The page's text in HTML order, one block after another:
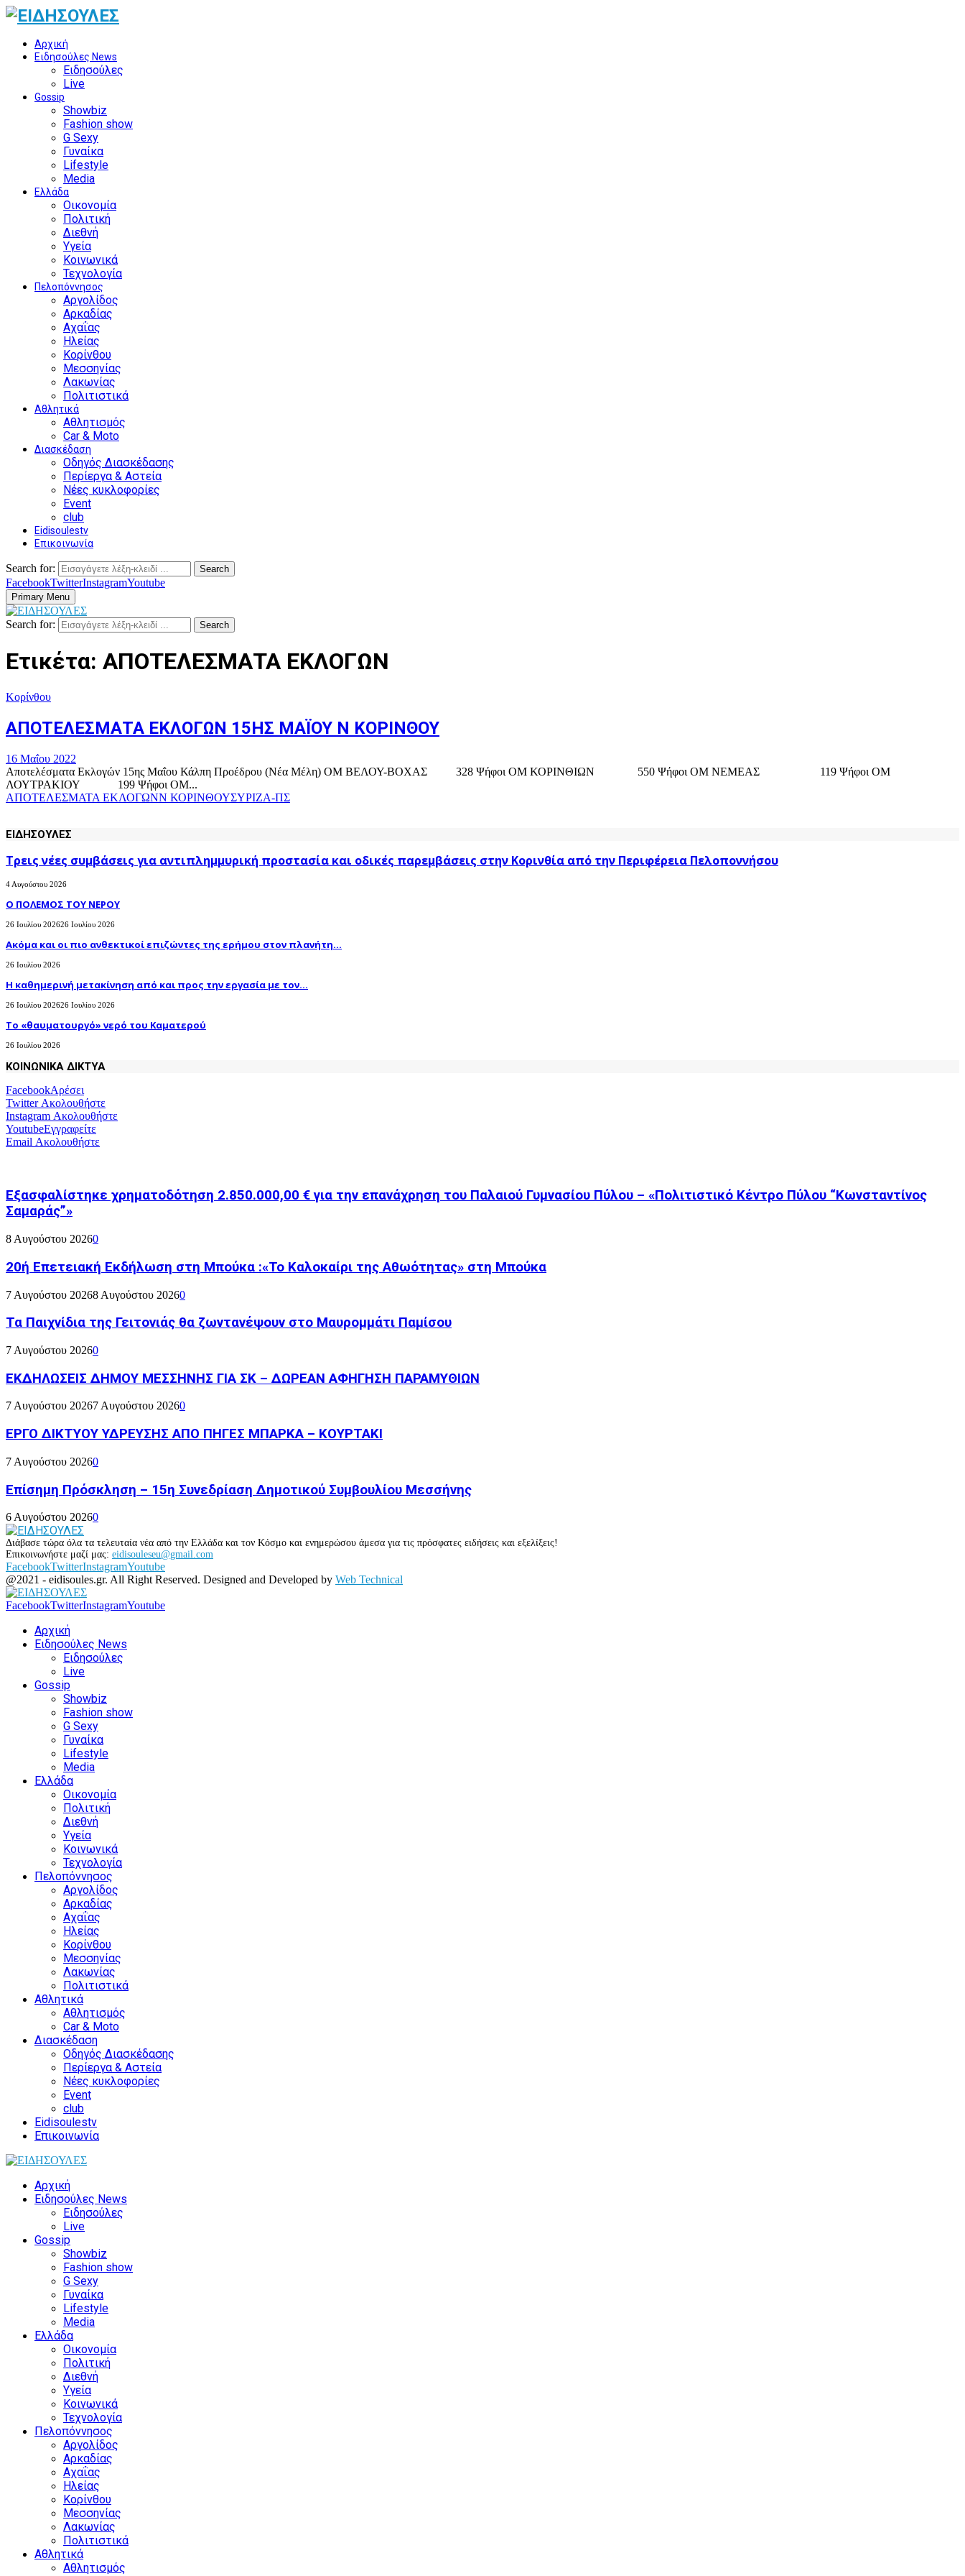
Αρχική
Ειδησούλες News
Ειδησούλες
Live
Gossip
Showbiz
Fashion show
G Sexy
Γυναίκα
Lifestyle
Media
Ελλάδα
Οικονομία
Πολιτική
Διεθνή
Υγεία
Κοινωνικά
Τεχνολογία
Πελοπόννησος
Αργολίδος
Αρκαδίας
Αχαΐας
Ηλείας
Κορίνθου
Μεσσηνίας
Λακωνίας
Πολιτιστικά
Αθλητικά
Αθλητισμός
Car & Moto
Διασκέδαση
Οδηγός Διασκέδασης
Περίεργα & Αστεία
Νέες κυκλοφορίες
Event
club
Eidisoulestv
Επικοινωνία
Search for: Search
FacebookTwitterInstagramYoutube
Primary Menu
Search for: Search
Ετικέτα: ΑΠΟΤΕΛΕΣΜΑΤΑ ΕΚΛΟΓΩΝ
Κορίνθου
ΑΠΟΤΕΛΕΣΜΑΤΑ ΕΚΛΟΓΩΝ 15ΗΣ ΜΑΪΟΥ Ν ΚΟΡΙΝΘΟΥ
16 Μαΐου 2022
Αποτελέσματα Εκλογών 15ης Μαΐου Κάλπη Προέδρου (Νέα Μέλη) ΟΜ ΒΕΛΟΥ-ΒΟΧΑΣ 328 Ψήφοι ΟΜ ΚΟΡΙΝΘΙΩΝ 550 Ψήφοι ΟΜ ΝΕΜΕΑΣ 119 Ψήφοι ΟΜ
ΛΟΥΤΡΑΚΙΟΥ 199 Ψήφοι ΟΜ...
ΑΠΟΤΕΛΕΣΜΑΤΑ ΕΚΛΟΓΩΝΝ ΚΟΡΙΝΘΟΥΣΥΡΙΖΑ-ΠΣ
ΕΙΔΗΣΟΥΛΕΣ
Τρεις νέες συμβάσεις για αντιπλημμυρική προστασία και οδικές παρεμβάσεις στην Κορινθία από την Περιφέρεια Πελοποννήσου
4 Αυγούστου 2026
Ο ΠΟΛΕΜΟΣ ΤΟΥ ΝΕΡΟΥ
26 Ιουλίου 202626 Ιουλίου 2026
Ακόμα και οι πιο ανθεκτικοί επιζώντες της ερήμου στον πλανήτη...
26 Ιουλίου 2026
H καθημερινή μετακίνηση από και προς την εργασία με τον...
26 Ιουλίου 202626 Ιουλίου 2026
Το «θαυματουργό» νερό του Καματερού
26 Ιουλίου 2026
ΚΟΙΝΩΝΙΚΑ ΔΙΚΤΥΑ
FacebookΑρέσει
TwitterΑκολουθήστε
Instagram Ακολουθήστε
YoutubeΕγγραφείτε
Email Ακολουθήστε
Εξασφαλίστηκε χρηματοδότηση 2.850.000,00 € για την επανάχρηση του Παλαιού Γυμνασίου Πύλου – «Πολιτιστικό Κέντρο Πύλου “Κωνσταντίνος
Σαμαράς”»
8 Αυγούστου 20260
20ή Επετειακή Εκδήλωση στη Μπούκα :«Το Καλοκαίρι της Αθωότητας» στη Μπούκα
7 Αυγούστου 20268 Αυγούστου 20260
Τα Παιχνίδια της Γειτονιάς θα ζωντανέψουν στο Μαυρομμάτι Παμίσου
7 Αυγούστου 20260
ΕΚΔΗΛΩΣΕΙΣ ΔΗΜΟΥ ΜΕΣΣΗΝΗΣ ΓΙΑ ΣΚ – ΔΩΡΕΑΝ ΑΦΗΓΗΣΗ ΠΑΡΑΜΥΘΙΩΝ
7 Αυγούστου 20267 Αυγούστου 20260
ΕΡΓΟ ΔΙΚΤΥΟΥ ΥΔΡΕΥΣΗΣ ΑΠΟ ΠΗΓΕΣ ΜΠΑΡΚΑ – ΚΟΥΡΤΑΚΙ
7 Αυγούστου 20260
Επίσημη Πρόσκληση – 15η Συνεδρίαση Δημοτικού Συμβουλίου Μεσσήνης
6 Αυγούστου 20260
Διάβασε τώρα όλα τα τελευταία νέα από την Ελλάδα και τον Κόσμο και ενημερώσου άμεσα για τις πρόσφατες ειδήσεις και εξελίξεις!
Επικοινωνήστε μαζί μας: eidisouleseu@gmail.com
FacebookTwitterInstagramYoutube
@2021 - eidisoules.gr. All Right Reserved. Designed and Developed by Web Technical
FacebookTwitterInstagramYoutube
Αρχική
Ειδησούλες News
Ειδησούλες
Live
Gossip
Showbiz
Fashion show
G Sexy
Γυναίκα
Lifestyle
Media
Ελλάδα
Οικονομία
Πολιτική
Διεθνή
Υγεία
Κοινωνικά
Τεχνολογία
Πελοπόννησος
Αργολίδος
Αρκαδίας
Αχαΐας
Ηλείας
Κορίνθου
Μεσσηνίας
Λακωνίας
Πολιτιστικά
Αθλητικά
Αθλητισμός
Car & Moto
Διασκέδαση
Οδηγός Διασκέδασης
Περίεργα & Αστεία
Νέες κυκλοφορίες
Event
club
Eidisoulestv
Επικοινωνία
Αρχική
Ειδησούλες News
Ειδησούλες
Live
Gossip
Showbiz
Fashion show
G Sexy
Γυναίκα
Lifestyle
Media
Ελλάδα
Οικονομία
Πολιτική
Διεθνή
Υγεία
Κοινωνικά
Τεχνολογία
Πελοπόννησος
Αργολίδος
Αρκαδίας
Αχαΐας
Ηλείας
Κορίνθου
Μεσσηνίας
Λακωνίας
Πολιτιστικά
Αθλητικά
Αθλητισμός